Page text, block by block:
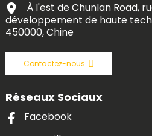
À l'est de Chunlan Road,
développement de haute
450000, Chine
Contactez-nous
Réseaux Sociaux
Facebook